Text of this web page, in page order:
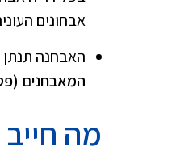
אבחונים
האבחנה
המאבחנים
מה